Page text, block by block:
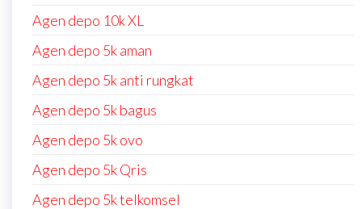
Agen depo 10k XL
Agen depo 5k aman
Agen depo 5k anti rungkat
Agen depo 5k bagus
Agen depo 5k ovo
Agen depo 5k Qris
Agen depo 5k telkomsel